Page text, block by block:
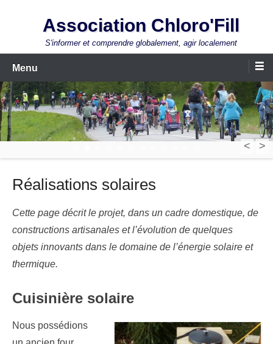
Association Chloro'Fill
S'informer et comprendre globalement, agir localement
Menu
< >
Réalisations solaires
Cette page décrit le projet, dans un cadre domestique, de
constructions artisanales et l’évolution de quelques
objets innovants dans le domaine de l’énergie solaire et
thermique.
Cuisinière solaire
Nous possédions